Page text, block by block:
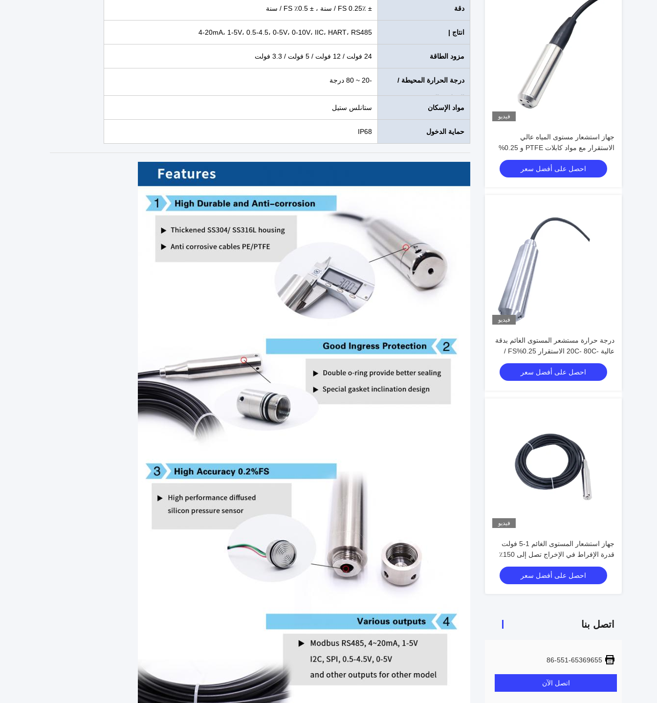
فيديو
جهاز استشعار مستوى المياه عالي
الاستقرار مع مواد كابلات PTFE و 0.25%
احصل على أفضل سعر
فيديو
درجة حرارة مستشعر المستوى الغائم بدقة
عالية -20C- 80C الاستقرار 0.25%FS /
سنة الحمل الزائد 150% من نطاق
المستشعر احصل على أفضل سعر
فيديو
جهاز استشعار المستوى الغائم 1-5 فولت
قدرة الإفراط في الإخراج تصل إلى 150٪
من نطاق جهاز الاستشعار لمراقبة مستوى
دقيقة
احصل على أفضل سعر
اتصل بنا
86-551-65369655
اتصل الآن
دقة ± 0.25٪ FS / سنة ، ± 0.5٪ FS / سنة
انتاج | 4-20mA، 1-5V، 0.5-4.5، 0-5V، 0-10V، IIC، HART، RS485
مزود الطاقة 24 فولت / 12 فولت / 5 فولت / 3.3 فولت
درجة الحرارة المحيطة /
العملية / التعويض
-20 ~ 80 درجة
مواد الإسكان ستانلس ستيل
حماية الدخول IP68